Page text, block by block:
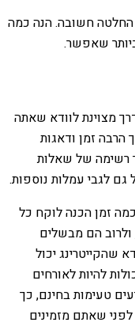
החלטה חשובה. הנה כמה
שאפשר.
מצוינת לוודא שאתה
הרבה זמן ודאגות
רשימה של שאלות
לגבי עמלות נוספות.
זמן הכנה לוקח כל
ולרוב הם מבשלים
שהקייטרינג יכול
להיות לאורחים
טעימות בחינם, כך
שאתם מזמינים